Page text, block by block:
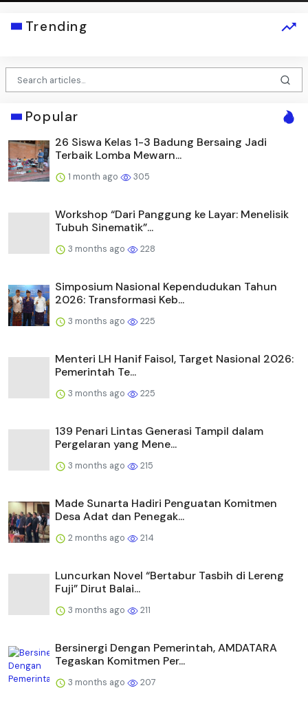
Trending
Popular
26 Siswa Kelas 1-3 Badung Bersaing Jadi
Terbaik Lomba Mewarn...
1 month ago 305
Workshop “Dari Panggung ke Layar: Menelisik
Tubuh Sinematik”...
3 months ago 228
Simposium Nasional Kependudukan Tahun
2026: Transformasi Keb...
3 months ago 225
Menteri LH Hanif Faisol, Target Nasional 2026:
Pemerintah Te...
3 months ago 225
139 Penari Lintas Generasi Tampil dalam
Pergelaran yang Mene...
3 months ago 215
Made Sunarta Hadiri Penguatan Komitmen
Desa Adat dan Penegak...
2 months ago 214
Luncurkan Novel “Bertabur Tasbih di Lereng
Fuji” Dirut Balai...
3 months ago 211
Bersinergi Dengan Pemerintah, AMDATARA
Tegaskan Komitmen Per...
3 months ago 207